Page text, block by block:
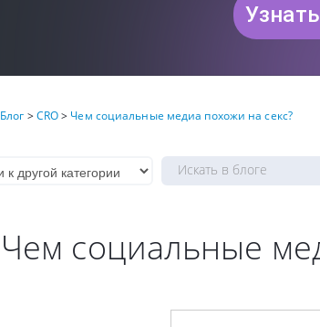
Блог >CRO> Чем социальные медиа похожи на cекс?
Чем социальные